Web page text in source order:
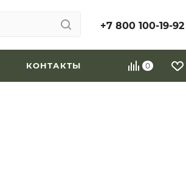
+7 800 100-19-92
0
КОНТАКТЫ